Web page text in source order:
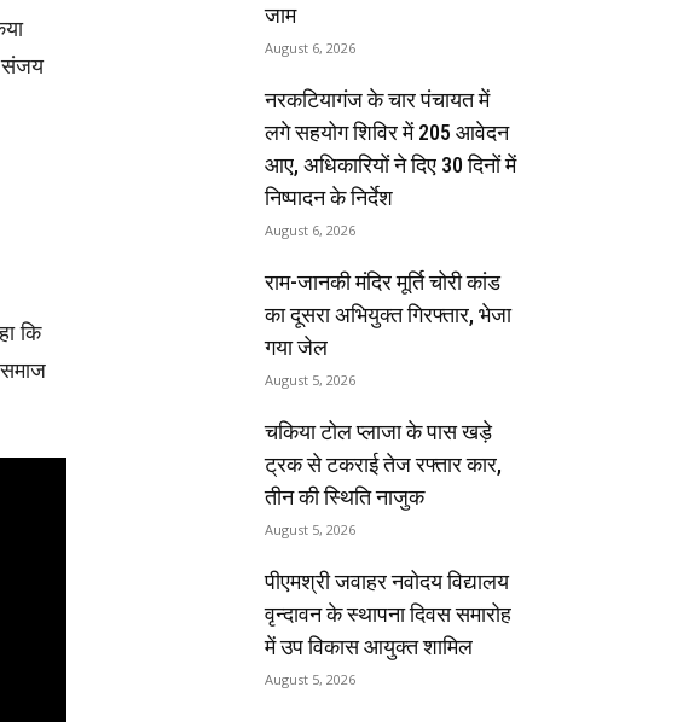
संजय
कि
जाम
August 6, 2026
नरकटियागंज के चार पंचायत में
लगे सहयोग शिविर में 205 आवेदन
आए, अधिकारियों ने दिए 30 दिनों में
निष्पादन के निर्देश
August 6, 2026
राम-जानकी मंदिर मूर्ति चोरी कांड
का दूसरा अभियुक्त गिरफ्तार, भेजा
गया जेल
August 5, 2026
चकिया टोल प्लाजा के पास खड़े
ट्रक से टकराई तेज रफ्तार कार,
तीन की स्थिति नाजुक
August 5, 2026
पीएमश्री जवाहर नवोदय विद्यालय
वृन्दावन के स्थापना दिवस समारोह
में उप विकास आयुक्त शामिल
August 5, 2026